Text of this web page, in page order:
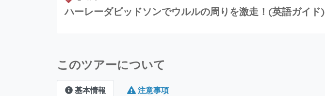
ハーレーダビッドソンでウルルの周りを激走！(英語ガイド)
このツアーについて
基本情報 注意事項